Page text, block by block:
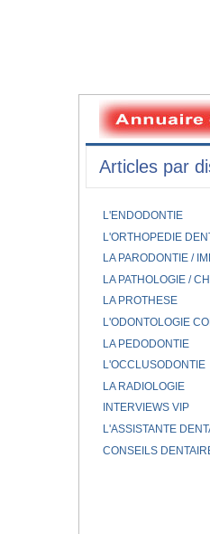
Articles par
L'ENDODONTIE
L'ORTHOPEDIE
LA PARODONTIE /
LA PATHOLOGIE /
LA PROTHESE
L'ODONTOLOGIE
LA PEDODONTIE
L'OCCLUSODONTIE
LA RADIOLOGIE
INTERVIEWS VIP
L'ASSISTANTE
CONSEILS